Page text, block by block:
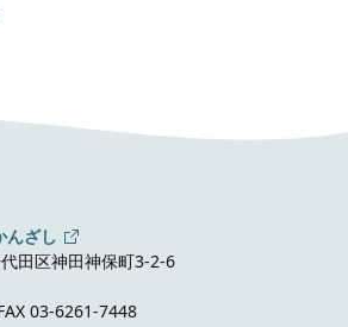
んざし
田区神田神保町3-2-6
03-6261-7448